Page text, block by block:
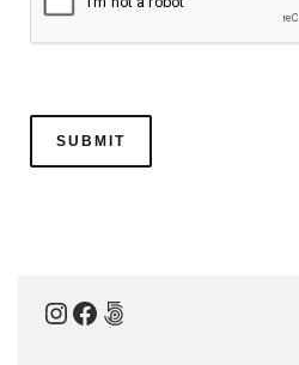
Instagram
Facebook
500px